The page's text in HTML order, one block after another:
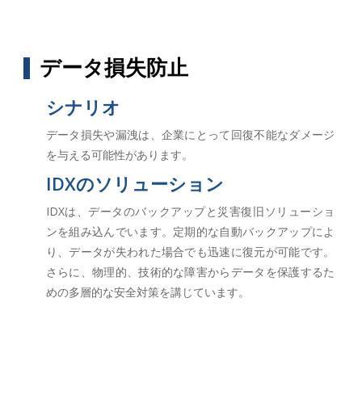
データ損失防止
シナリオ
データ損失や漏洩は、企業にとって回復不能なダメージ
を与える可能性があります。
IDXのソリューション
IDXは、データのバックアップと災害復旧ソリューショ
ンを組み込んでいます。定期的な自動バックアップによ
り、データが失われた場合でも迅速に復元が可能です。
さらに、物理的、技術的な障害からデータを保護するた
めの多層的な安全対策を講じています。